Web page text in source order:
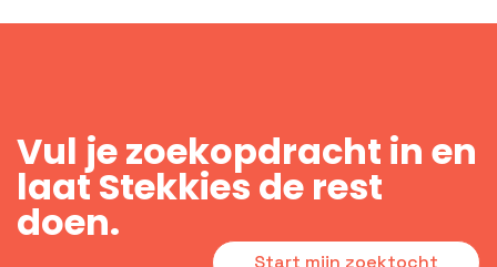
Vul je zoekopdracht in en
laat Stekkies de rest
doen.
Start mijn zoektocht